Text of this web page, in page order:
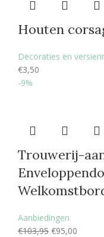
Houten
Decoraties en
€3,50
-9%
Trouwerij-
Aanbiedingen
€103,95 €95,00